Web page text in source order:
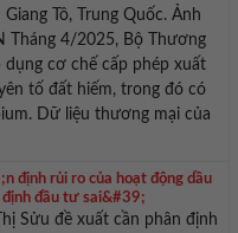
Giang Tô, Trung Quốc. Ảnh
Tháng 4/2025, Bộ Thương
dụng cơ chế cấp phép xuất
tố đất hiếm, trong đó có
Dữ liệu thương mại của
định rủi ro của hoạt động dầu
đầu tư sai&#39;
Sửu đề xuất cần phân định